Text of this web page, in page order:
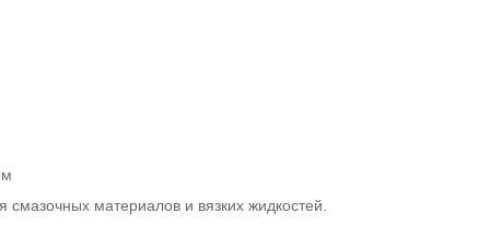
материалов и вязких жидкостей.